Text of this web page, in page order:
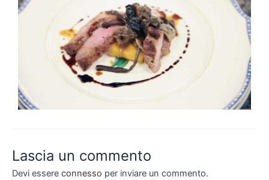
Lascia un commento
Devi essere connesso per inviare un commento.